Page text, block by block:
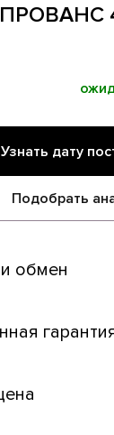
Узнать дату
Подобрать
обмен